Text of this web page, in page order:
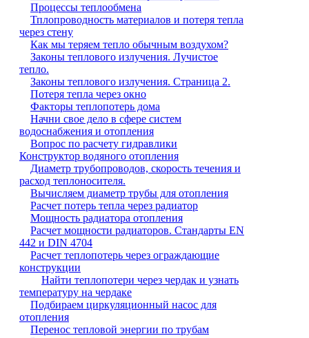
Процессы теплообмена
Тплопроводность материалов и потеря тепла
через стену
Как мы теряем тепло обычным воздухом?
Законы теплового излучения. Лучистое
тепло.
Законы теплового излучения. Страница 2.
Потеря тепла через окно
Факторы теплопотерь дома
Начни свое дело в сфере систем
водоснабжения и отопления
Вопрос по расчету гидравлики
Конструктор водяного отопления
Диаметр трубопроводов, скорость течения и
расход теплоносителя.
Вычисляем диаметр трубы для отопления
Расчет потерь тепла через радиатор
Мощность радиатора отопления
Расчет мощности радиаторов. Стандарты EN
442 и DIN 4704
Расчет теплопотерь через ограждающие
конструкции
Найти теплопотери через чердак и узнать
температуру на чердаке
Подбираем циркуляционный насос для
отопления
Перенос тепловой энергии по трубам